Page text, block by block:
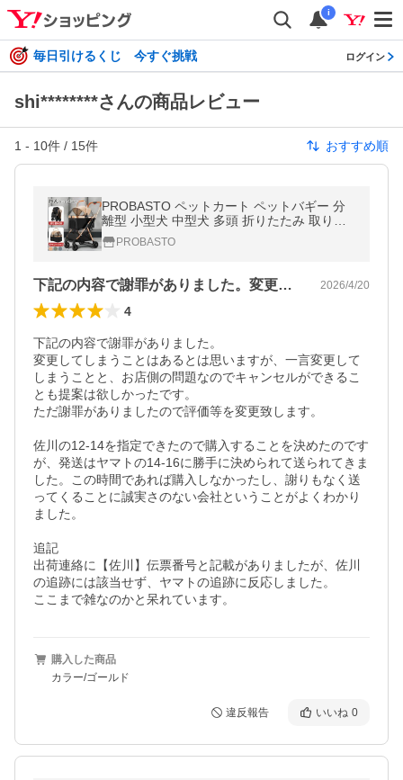
i
毎日引けるくじ 今すぐ挑戦 ログイン
shi********さんの商品レビュー
1 - 10件 / 15件 おすすめ順
PROBASTO ペットカート ペットバギー 分
離型 小型犬 中型犬 多頭 折りたたみ 取り外
し可能 小型 軽量 猫 犬 4輪 お出かけ 散歩 ド
ッグカート 犬カート 1年保証
PROBASTO
下記の内容で謝罪がありました。変更して… 2026/4/20
4
下記の内容で謝罪がありました。
変更してしまうことはあるとは思いますが、一言変更して
しまうことと、お店側の問題なのでキャンセルができるこ
とも提案は欲しかったです。
ただ謝罪がありましたので評価等を変更致します。
佐川の12-14を指定できたので購入することを決めたのです
が、発送はヤマトの14-16に勝手に決められて送られてきま
した。この時間であれば購入しなかったし、謝りもなく送
ってくることに誠実さのない会社ということがよくわかり
ました。
追記
出荷連絡に【佐川】伝票番号と記載がありましたが、佐川
の追跡には該当せず、ヤマトの追跡に反応しました。
ここまで雑なのかと呆れています。
購入した商品
カラー/ゴールド
違反報告 いいね 0